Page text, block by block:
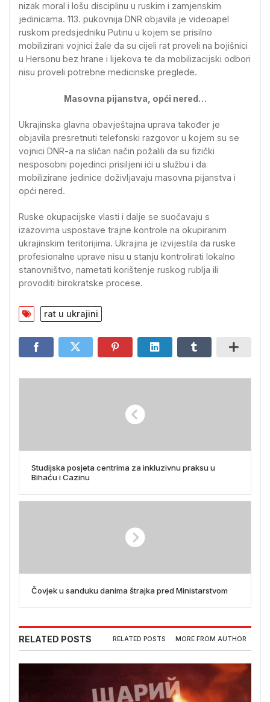
nizak moral i lošu disciplinu u ruskim i zamjenskim
jedinicama. 113. pukovnija DNR objavila je videoapel
ruskom predsjedniku Putinu u kojem se prisilno
mobilizirani vojnici žale da su cijeli rat proveli na bojišnici
u Hersonu bez hrane i lijekova te da mobilizacijski odbori
nisu proveli potrebne medicinske preglede.
Masovna pijanstva, opći nered…
Ukrajinska glavna obavještajna uprava također je
objavila presretnuti telefonski razgovor u kojem su se
vojnici DNR-a na sličan način požalili da su fizički
nesposobni pojedinci prisiljeni ići u službu i da
mobilizirane jedinice doživljavaju masovna pijanstva i
opći nered.
Ruske okupacijske vlasti i dalje se suočavaju s
izazovima uspostave trajne kontrole na okupiranim
ukrajinskim teritorijima. Ukrajina je izvijestila da ruske
profesionalne uprave nisu u stanju kontrolirati lokalno
stanovništvo, nametati korištenje ruskog rublja ili
provoditi birokratske procese.
rat u ukrajini
Studijska posjeta centrima za inkluzivnu praksu u
Bihaću i Cazinu
Čovjek u sanduku danima štrajka pred Ministarstvom
RELATED POSTS RELATED POSTS MORE FROM AUTHOR